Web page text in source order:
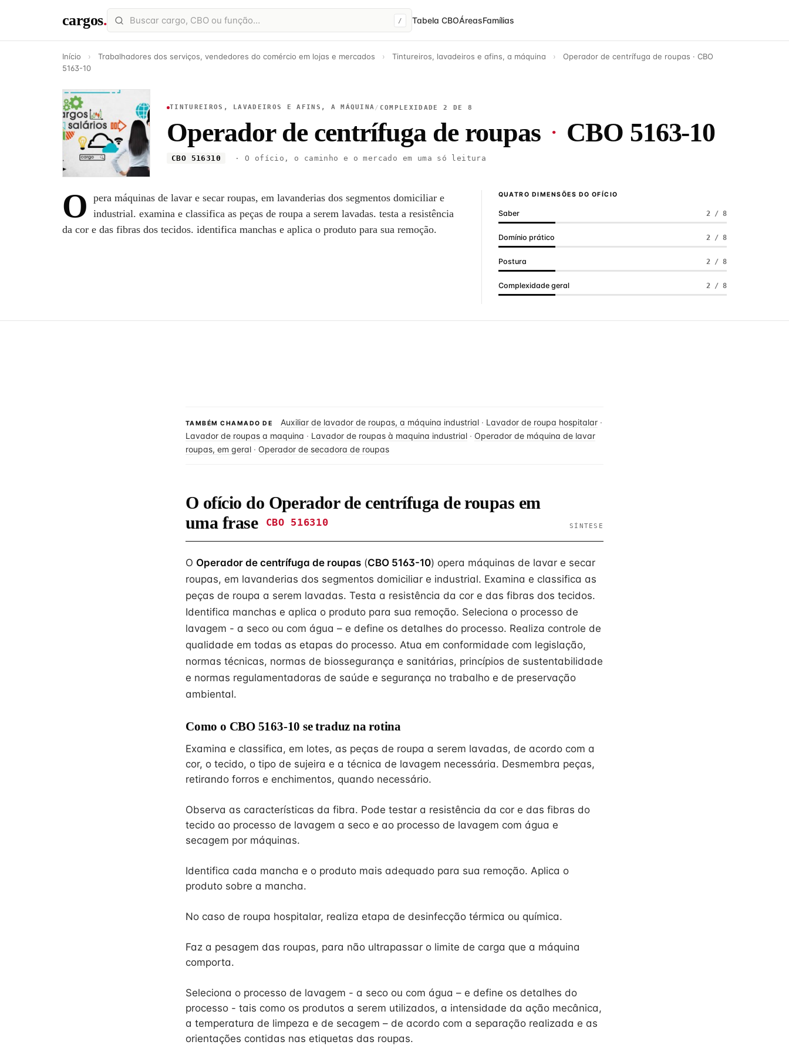
cargos. / Tabela CBOÁreasFamílias
Início › Trabalhadores dos serviços, vendedores do comércio em lojas e mercados › Tintureiros, lavadeiros e afins, a máquina ›
Operador de centrífuga de roupas · CBO
5163-10
TINTUREIROS, LAVADEIROS E AFINS, A MÁQUINA / COMPLEXIDADE 2 DE 8
Operador de centrífuga de roupas · CBO 5163-10
CBO 516310 · O ofício, o caminho e o mercado em uma só leitura
O pera máquinas de lavar e secar roupas, em lavanderias dos segmentos domiciliar e
industrial. examina e classifica as peças de roupa a serem lavadas. testa a resistência
da cor e das fibras dos tecidos. identifica manchas e aplica o produto para sua remoção.
QUATRO DIMENSÕES DO OFÍCIO
Saber 2 / 8
Domínio prático 2 / 8
Postura 2 / 8
Complexidade geral 2 / 8
TAMBÉM CHAMADO DE Auxiliar de lavador de roupas, a máquina industrial · Lavador de roupa hospitalar ·
Lavador de roupas a maquina · Lavador de roupas à maquina industrial · Operador de máquina de lavar
roupas, em geral · Operador de secadora de roupas
O ofício do Operador de centrífuga de roupas em
uma frase
CBO 516310 SÍNTESE
O Operador de centrífuga de roupas (CBO 5163-10) opera máquinas de lavar e secar
roupas, em lavanderias dos segmentos domiciliar e industrial. Examina e classifica as
peças de roupa a serem lavadas. Testa a resistência da cor e das fibras dos tecidos.
Identifica manchas e aplica o produto para sua remoção. Seleciona o processo de
lavagem - a seco ou com água – e define os detalhes do processo. Realiza controle de
qualidade em todas as etapas do processo. Atua em conformidade com legislação,
normas técnicas, normas de biossegurança e sanitárias, princípios de sustentabilidade
e normas regulamentadoras de saúde e segurança no trabalho e de preservação
ambiental.
Como o CBO 5163-10 se traduz na rotina
Examina e classifica, em lotes, as peças de roupa a serem lavadas, de acordo com a
cor, o tecido, o tipo de sujeira e a técnica de lavagem necessária. Desmembra peças,
retirando forros e enchimentos, quando necessário.
Observa as características da fibra. Pode testar a resistência da cor e das fibras do
tecido ao processo de lavagem a seco e ao processo de lavagem com água e
secagem por máquinas.
Identifica cada mancha e o produto mais adequado para sua remoção. Aplica o
produto sobre a mancha.
No caso de roupa hospitalar, realiza etapa de desinfecção térmica ou química.
Faz a pesagem das roupas, para não ultrapassar o limite de carga que a máquina
comporta.
Seleciona o processo de lavagem - a seco ou com água – e define os detalhes do
processo - tais como os produtos a serem utilizados, a intensidade da ação mecânica,
a temperatura de limpeza e de secagem – de acordo com a separação realizada e as
orientações contidas nas etiquetas das roupas.